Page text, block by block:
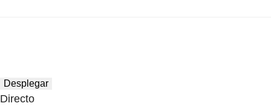
Desplegar
Directo